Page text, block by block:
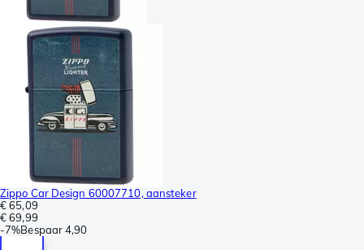
Zippo Car Design 60007710, aansteker
€ 65,09
€ 69,99
-7%Bespaar4,90